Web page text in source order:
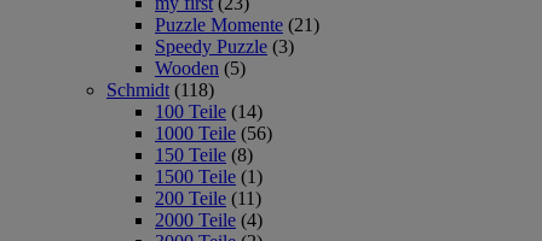
Puzzle Momente (21)
Speedy Puzzle (3)
Wooden (5)
Schmidt (118)
100 Teile (14)
1000 Teile (56)
150 Teile (8)
1500 Teile (1)
200 Teile (11)
2000 Teile (4)